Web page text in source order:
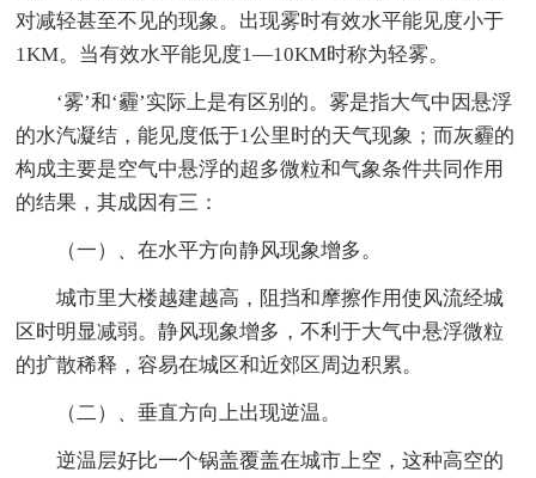
对减轻甚至不见的现象。出现雾时有效水平能见度小于
1KM。当有效水平能见度1—10KM时称为轻雾。
‘雾’和‘霾’实际上是有区别的。雾是指大气中因悬浮
的水汽凝结，能见度低于1公里时的天气现象；而灰霾的
构成主要是空气中悬浮的超多微粒和气象条件共同作用
的结果，其成因有三：
（一）、在水平方向静风现象增多。
城市里大楼越建越高，阻挡和摩擦作用使风流经城
区时明显减弱。静风现象增多，不利于大气中悬浮微粒
的扩散稀释，容易在城区和近郊区周边积累。
（二）、垂直方向上出现逆温。
逆温层好比一个锅盖覆盖在城市上空，这种高空的